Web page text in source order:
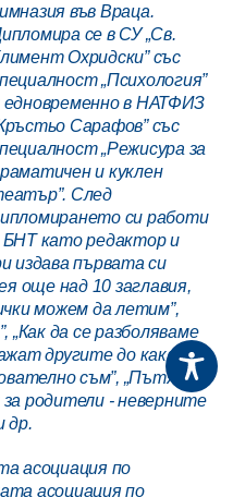
във Враца.
се в СУ „Св.
Охридски” със
„Психология”
едновременно в НАТФИЗ
Сарафов” със
„Режисура за
и куклен
След
си работи
БНТ като редактор и
издава първата си
още над 10 заглавия,
можем да летим”,
„Как да се разболяваме
другите до какво
съм”, „Пътят
родители - неверните
др.
асоциация по
асоциация по